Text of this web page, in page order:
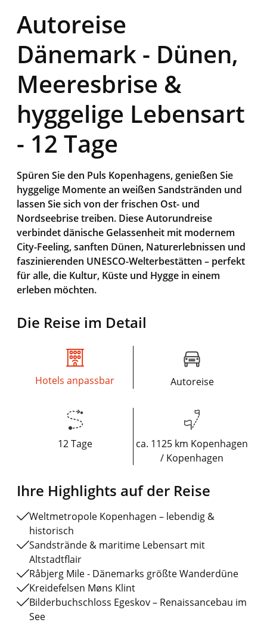
Autoreise
Dänemark - Dünen,
Meeresbrise &
hyggelige Lebensart
- 12 Tage
Spüren Sie den Puls Kopenhagens, genießen Sie
hyggelige Momente an weißen Sandstränden und
lassen Sie sich von der frischen Ost- und
Nordseebrise treiben. Diese Autorundreise
verbindet dänische Gelassenheit mit modernem
City-Feeling, sanften Dünen, Naturerlebnissen und
faszinierenden UNESCO-Welterbestätten – perfekt
für alle, die Kultur, Küste und Hygge in einem
erleben möchten.
Die Reise im Detail
Hotels anpassbar Autoreise
12 Tage
ca. 1125 km Kopenhagen
/ Kopenhagen
Ihre Highlights auf der Reise
Weltmetropole Kopenhagen – lebendig &
historisch
Sandstrände & maritime Lebensart mit
Altstadtflair
Råbjerg Mile - Dänemarks größte Wanderdüne
Kreidefelsen Møns Klint
Bilderbuchschloss Egeskov – Renaissancebau im
See